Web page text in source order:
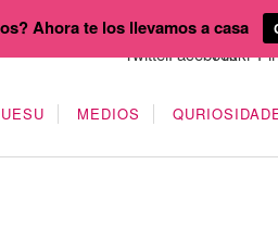
MEDIOS
Ahora te los llevamos a casa